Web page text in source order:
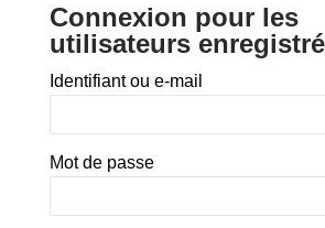
Connexion pour les
utilisateurs
Identifiant ou e-mail
Mot de passe